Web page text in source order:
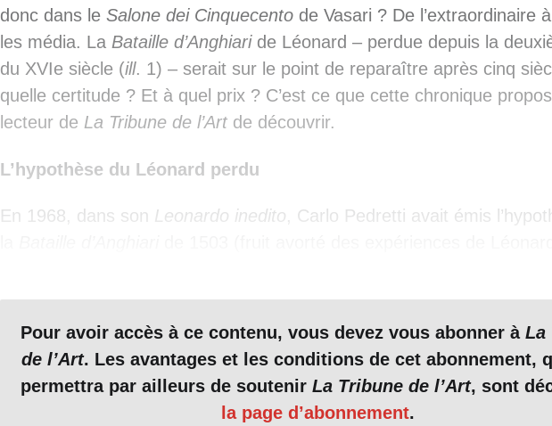
donc dans leSalone dei Cinquecento de Vasari ? De l’extraordinaire
les média. La Bataille d’Anghiaride Léonard – perdue depuis la
du XVIe siècle (ill. 1) – serait sur le point de reparaître après cinq
quelle certitude ? Et à quel prix ? C’est ce que cette chronique
lecteur de La Tribune de l’Art de découvrir.
L’hypothèse du Léonard perdu
En 1968, dans son Leonardo inedito , Carlo Pedretti avait émis
Vasari. Se basant sur l’exemple de laTrinitéde Masaccio, perdu et
1860, Pedretti imaginait en 1968 que Vasari, «
qui ne détruisait jamais
avait cherché à préserver coûte que coûte la
Bataille d’Anghiari
, déjà
compromise, quand il rénovait le Palazzo Vecchio. On ne trouve
aucune trace de Léonard dans ses
Ragionamenti di Palazzo Vecchio
Pour avoir accès à ce contenu, vous devez vous abonner à La
de l’Art. Les avantages et les conditions de cet abonnement,
permettra par ailleurs de soutenir La Tribune de l’Art, sont
la page d’abonnement.